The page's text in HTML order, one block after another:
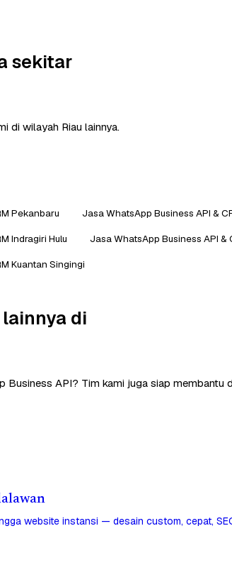
sekitar
di wilayah Riau lainnya.
Pekanbaru Jasa WhatsApp Business API &
Indragiri Hulu
Jasa WhatsApp Business API &
Kuantan Singingi
di
Business API? Tim kami juga siap membantu
website instansi — desain custom, cepat,